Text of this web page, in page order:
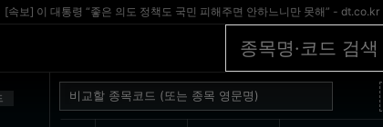
대통령 “좋은 의도 정책도 국민 피해주면 안하느니만 못해” - dt.co.kr [